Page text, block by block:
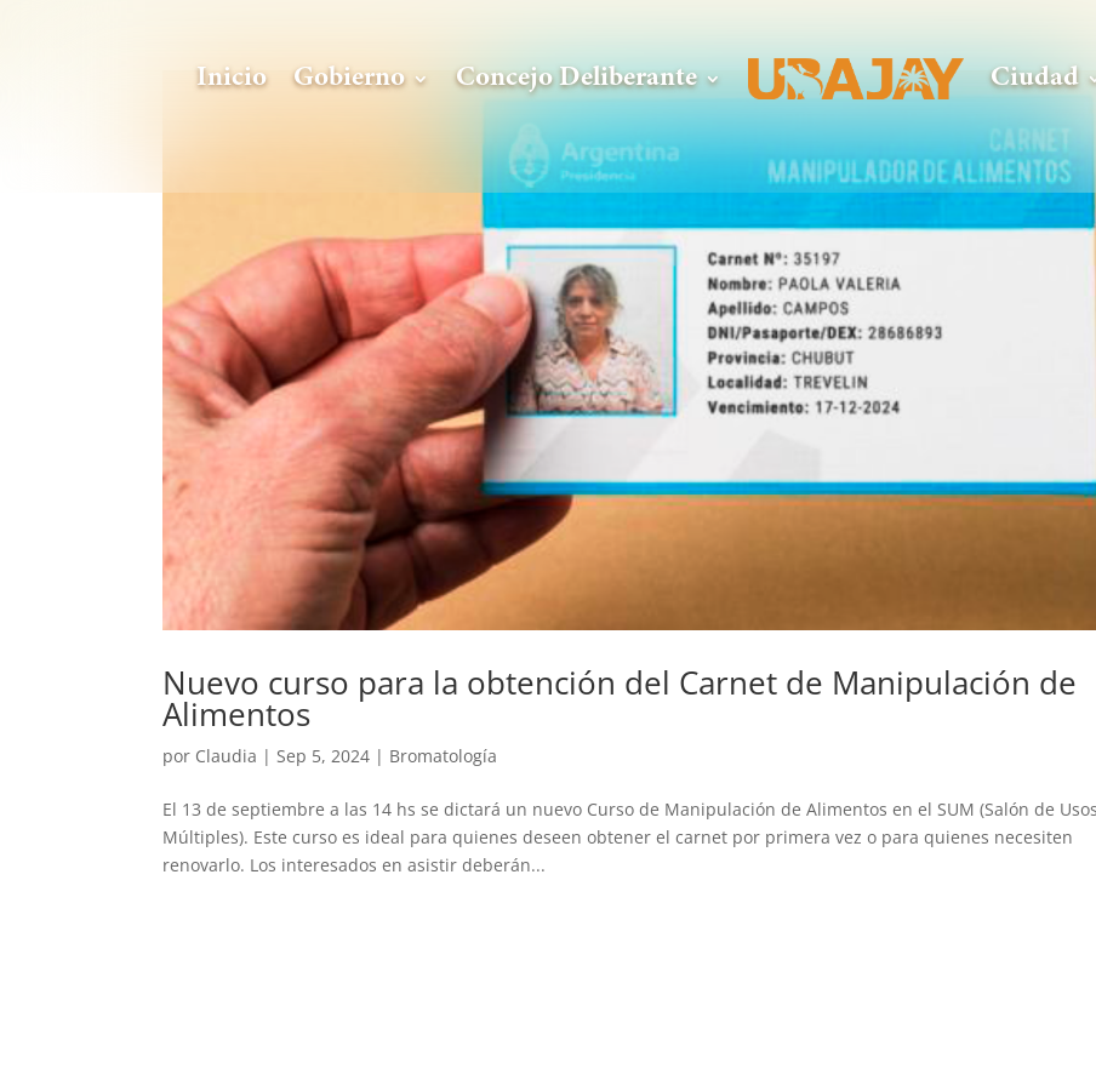
Inicio Gobierno Concejo Deliberante Ciudad
Nuevo curso para la obtención del Carnet de Manipulación de
Alimentos
por Claudia | Sep 5, 2024 | Bromatología
El 13 de septiembre a las 14 hs se dictará un nuevo Curso de Manipulación de Alimentos en el SUM (Salón de Usos
Múltiples). Este curso es ideal para quienes deseen obtener el carnet por primera vez o para quienes necesiten
renovarlo. Los interesados en asistir deberán...